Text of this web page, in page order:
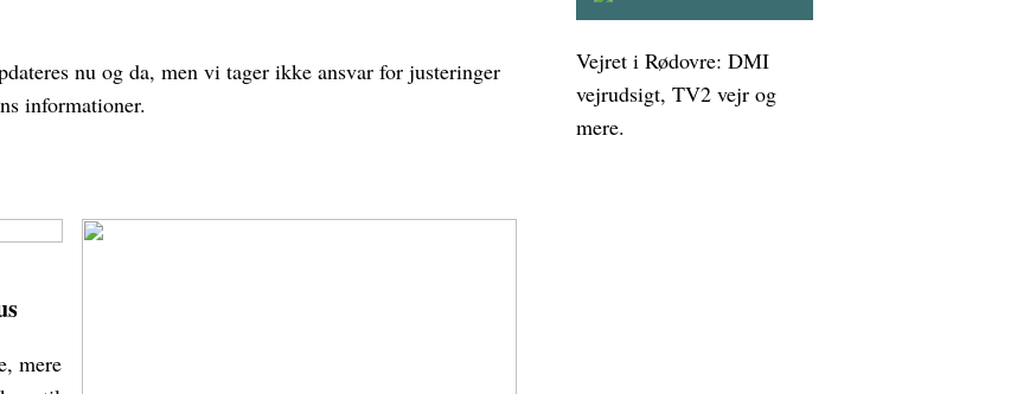
nu og da, men vi tager ikke ansvar for justeringer
informationer.
mere
Vejret i Rødovre: DMI
vejrudsigt, TV2 vejr og
mere.